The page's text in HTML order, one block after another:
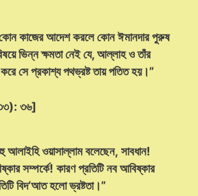
কাজের আদেশ করলে কোন ঈমানদার পুরুষ
ভিন্ন ক্ষমতা নেই যে, আল্লাহ ও তাঁর
সে প্রকাশ্য পথভ্রষ্ট তায় পতিত হয়।”
৩৬]
আলাইহি ওয়াসাল্লাম বলেছেন, সাবধান!
সম্পর্কে! কারণ প্রতিটি নব আবিষ্কার
বিদ‘আত হলো ভ্রষ্টতা।”